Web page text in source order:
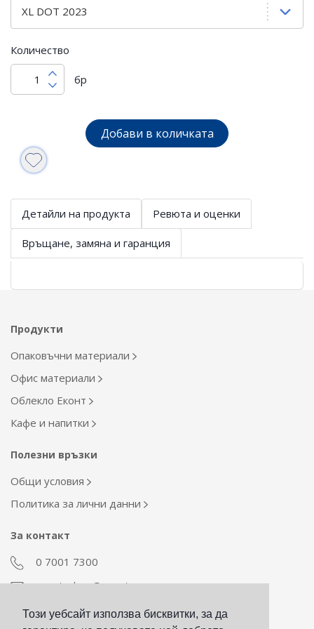
Този уебсайт използва бисквитки, за да
Количество
бр
Добави в количката
Детайли на продукта Ревюта и оценки
Връщане, замяна и гаранция
Продукти
Опаковъчни материали
Офис материали
Облекло Еконт
Кафе и напитки
Полезни връзки
Общи условия
Политика за лични данни
За контакт
0 7001 7300
econt_shop@econt.com
Екип Материални ресурси